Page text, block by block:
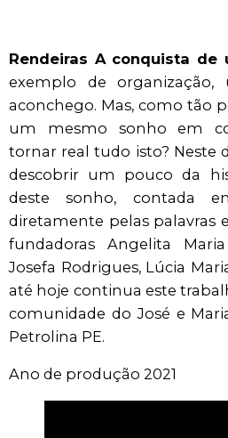
Rendeiras A conquista de
exemplo de organização,
aconchego. Mas, como tão
um mesmo sonho em
tornar real tudo isto? Neste
descobrir um pouco da
deste sonho, contada
diretamente pelas palavras
fundadoras Angelita
Josefa Rodrigues, Lúcia
até hoje continua este
comunidade do José e
Petrolina PE.
Ano de produção 2021